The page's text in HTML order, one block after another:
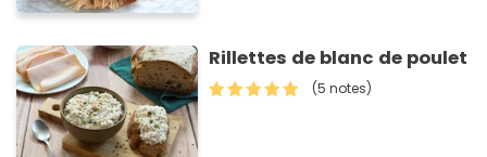
Rillettes de blanc de poulet
(5 notes)